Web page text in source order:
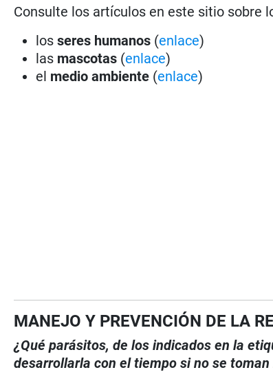
Consulte los artículos en este sitio sobre
losseres humanos (enlace)
las mascotas (enlace)
el medio ambiente (enlace)
MANEJO Y PREVENCIÓN DE LA
¿Qué parásitos, de los indicados en la
desarrollarla con el tiempo si no se